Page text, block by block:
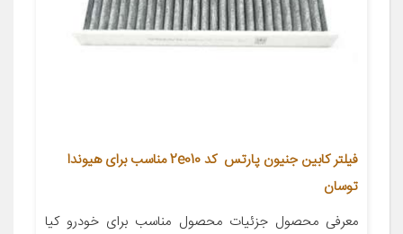
فیلتر کابین جنیون پارتس کد 2e010 مناسب برای هیوندا
توسان
معرفی محصول جزئیات محصول مناسب برای خودرو کیا